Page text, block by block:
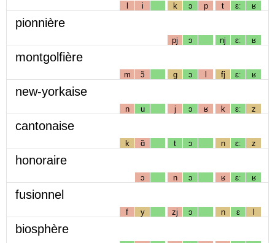
l i k ɔ p t ɛː ʁ
pionnière
pj ɔ nj ɛː ʁ
montgolfière
m ɔ̃ g ɔ l fj ɛː ʁ
new-yorkaise
n u j ɔ ʁ k ɛː z
cantonaise
k ɑ̃ t ɔ n ɛː z
honoraire
ɔ n ɔ ʁ ɛː ʁ
fusionnel
f y zj ɔ n ɛ l
biosphère